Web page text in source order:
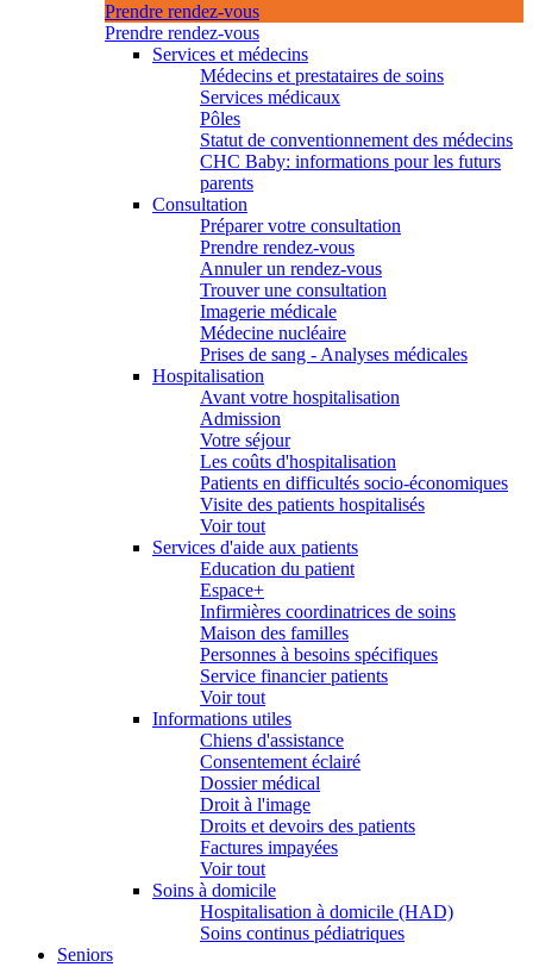
Prendre rendez-vous
Prendre rendez-vous
Services et médecins
Médecins et prestataires de soins
Services médicaux
Pôles
Statut de conventionnement des médecins
CHC Baby: informations pour les futurs
parents
Consultation
Préparer votre consultation
Prendre rendez-vous
Annuler un rendez-vous
Trouver une consultation
Imagerie médicale
Médecine nucléaire
Prises de sang - Analyses médicales
Hospitalisation
Avant votre hospitalisation
Admission
Votre séjour
Les coûts d'hospitalisation
Patients en difficultés socio-économiques
Visite des patients hospitalisés
Voir tout
Services d'aide aux patients
Education du patient
Espace+
Infirmières coordinatrices de soins
Maison des familles
Personnes à besoins spécifiques
Service financier patients
Voir tout
Informations utiles
Chiens d'assistance
Consentement éclairé
Dossier médical
Droit à l'image
Droits et devoirs des patients
Factures impayées
Voir tout
Soins à domicile
Hospitalisation à domicile (HAD)
Soins continus pédiatriques
Seniors